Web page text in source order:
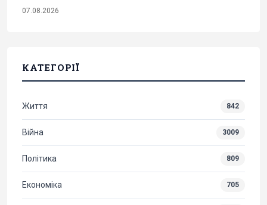
07.08.2026
КАТЕГОРІЇ
Життя 842
Війна 3009
Політика 809
Економіка 705